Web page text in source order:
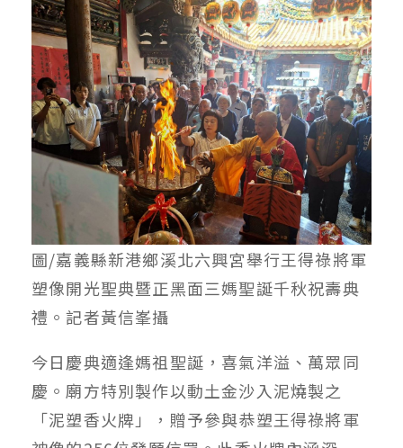
圖/嘉義縣新港鄉溪北六興宮舉行王得祿將軍
塑像開光聖典暨正黑面三媽聖誕千秋祝壽典
禮。記者黃信峯攝
今日慶典適逢媽祖聖誕，喜氣洋溢、萬眾同
慶。廟方特別製作以動土金沙入泥燒製之
「泥塑香火牌」，贈予參與恭塑王得祿將軍